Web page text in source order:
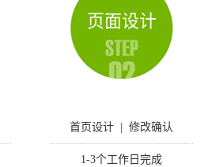
页面设计
首页设计 | 修改确认
1-3个工作日完成